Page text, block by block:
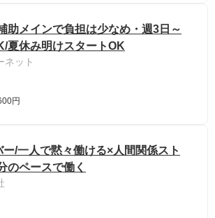
助メインで負担は少なめ・週3日～
夏休み明けスタートOK
ネット
円
/一人で黙々働ける×人間関係スト
のペースで働く